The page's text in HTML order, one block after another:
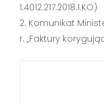
1.4012.217.2018.1.KO)
Komunikat
r. „Faktury